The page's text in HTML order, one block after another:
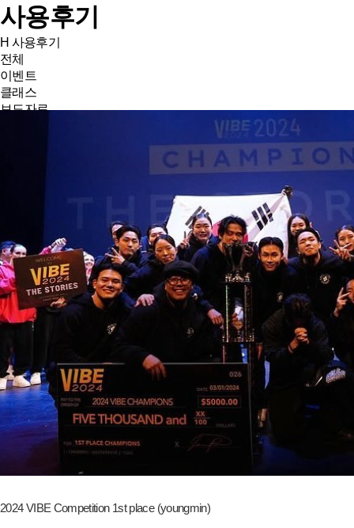
사용후기
H 사용후기
전체
이벤트
클래스
보도자료
2024 VIBE Competition 1st place (youngmin)